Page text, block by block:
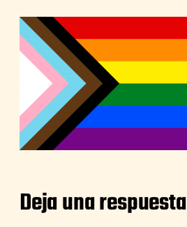
Deja una respuesta